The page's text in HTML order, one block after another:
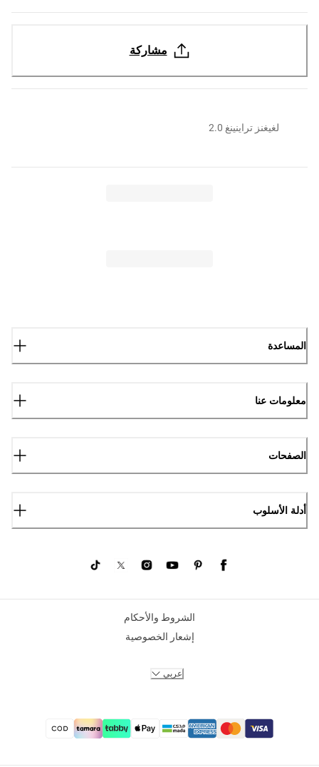
مشاركة
لغيغنز تراينينغ 2.0
المساعدة
معلومات عنا
الصفحات
أدلة الأسلوب
الشروط والأحكام
إشعار الخصوصية
عربي